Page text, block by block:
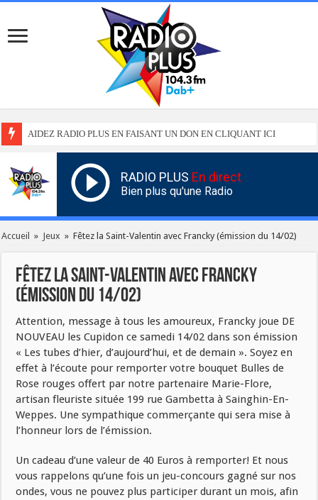
AIDEZ RADIO PLUS EN FAISANT UN DON EN CLIQUANT ICI
RADIO PLUS En direct
Bien plus qu'une Radio
Accueil » Jeux » Fêtez la Saint-Valentin avec Francky (émission du 14/02)
Fêtez la Saint-Valentin avec Francky
(émission du 14/02)
Attention, message à tous les amoureux, Francky joue DE
NOUVEAU les Cupidon ce samedi 14/02 dans son émission
« Les tubes d’hier, d’aujourd’hui, et de demain ». Soyez en
effet à l’écoute pour remporter votre bouquet Bulles de
Rose rouges offert par notre partenaire Marie-Flore,
artisan fleuriste située 199 rue Gambetta à Sainghin-En-
Weppes. Une sympathique commerçante qui sera mise à
l’honneur lors de l’émission.
Un cadeau d’une valeur de 40 Euros à remporter! Et nous
vous rappelons qu’une fois un jeu-concours gagné sur nos
ondes, vous ne pouvez plus participer durant un mois, afin